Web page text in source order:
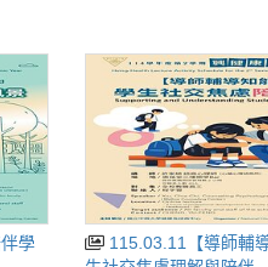
115.03.11【導師輔導知能研習】學